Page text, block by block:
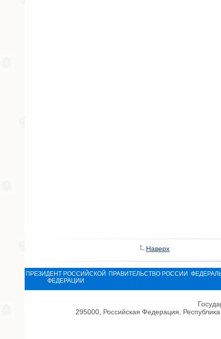
Наверх
ПРЕЗИДЕНТ РОССИЙСКОЙ
ФЕДЕРАЦИИ
ПРАВИТЕЛЬСТВО РОССИИ
295000, Российская Федерация,